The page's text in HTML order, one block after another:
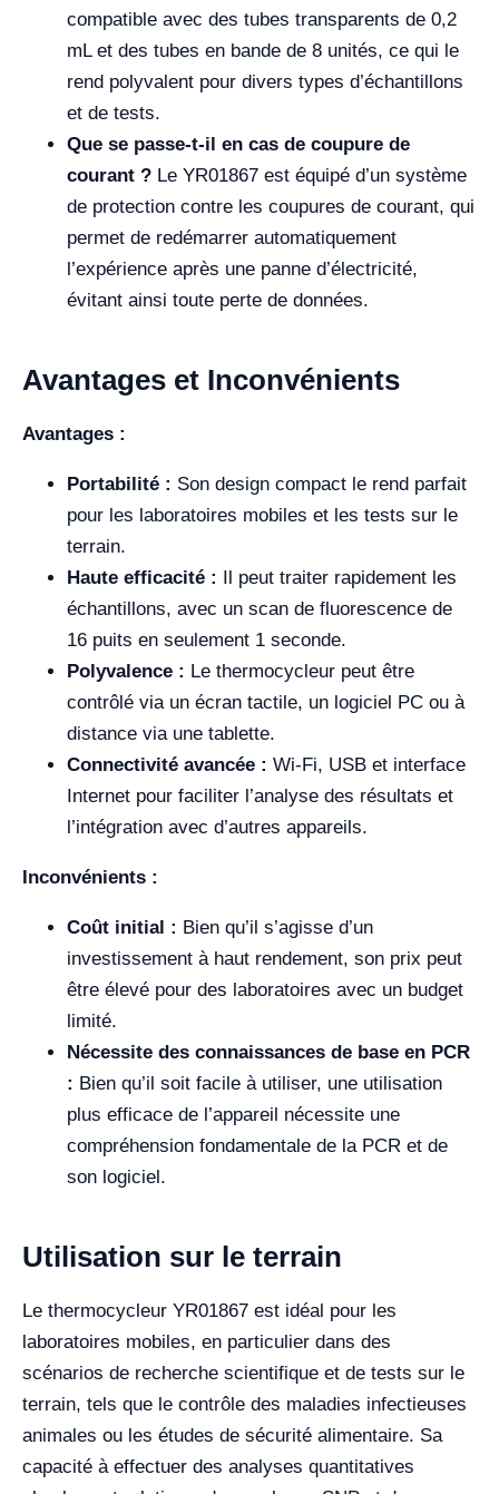
compatible avec des tubes transparents de 0,2
mL et des tubes en bande de 8 unités, ce qui le
rend polyvalent pour divers types d’échantillons
et de tests.
Que se passe-t-il en cas de coupure de
courant ? Le YR01867 est équipé d’un système
de protection contre les coupures de courant, qui
permet de redémarrer automatiquement
l’expérience après une panne d’électricité,
évitant ainsi toute perte de données.
Avantages et Inconvénients
Avantages :
Portabilité : Son design compact le rend parfait
pour les laboratoires mobiles et les tests sur le
terrain.
Haute efficacité : Il peut traiter rapidement les
échantillons, avec un scan de fluorescence de
16 puits en seulement 1 seconde.
Polyvalence : Le thermocycleur peut être
contrôlé via un écran tactile, un logiciel PC ou à
distance via une tablette.
Connectivité avancée : Wi-Fi, USB et interface
Internet pour faciliter l’analyse des résultats et
l’intégration avec d’autres appareils.
Inconvénients :
Coût initial : Bien qu’il s’agisse d’un
investissement à haut rendement, son prix peut
être élevé pour des laboratoires avec un budget
limité.
Nécessite des connaissances de base en PCR
: Bien qu’il soit facile à utiliser, une utilisation
plus efficace de l’appareil nécessite une
compréhension fondamentale de la PCR et de
son logiciel.
Utilisation sur le terrain
Le thermocycleur YR01867 est idéal pour les
laboratoires mobiles, en particulier dans des
scénarios de recherche scientifique et de tests sur le
terrain, tels que le contrôle des maladies infectieuses
animales ou les études de sécurité alimentaire. Sa
capacité à effectuer des analyses quantitatives